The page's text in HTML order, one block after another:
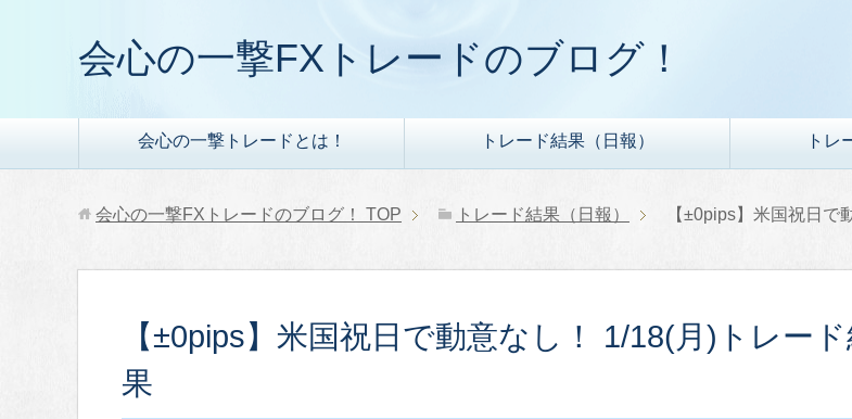
会心の一撃FXトレードのブログ！
会心の一撃トレードとは！ トレード結果（日報） トレ
会心の一撃FXトレードのブログ！ TOP トレード結果（日報） 【±0pips】米国祝日で
【±0pips】米国祝日で動意なし！ 1/18(月)トレー
果